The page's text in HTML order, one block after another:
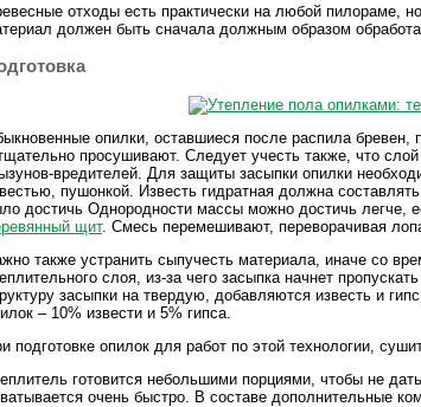
отходы есть практически на любой пилораме,
должен быть сначала должным образом
опилки, оставшиеся после распила бревен,
просушивают. Следует учесть также, что
вредителей. Для защиты засыпки опилки
пушонкой. Известь гидратная должна
достичь Однородности массы можно достичь легче,
щит. Смесь перемешивают, переворачивая
также устранить сыпучесть материала, иначе со
слоя, из-за чего засыпка начнет
засыпки на твердую, добавляются известь и
– 10% извести и 5% гипса.
подготовке опилок для работ по этой технологии,
готовится небольшими порциями, чтобы не
очень быстро. В составе дополнительные